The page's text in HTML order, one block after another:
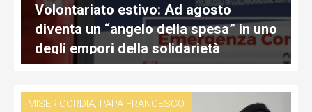
Volontariato estivo: Ad agosto
diventa un “angelo della spesa” in uno
degli empori della solidarietà
MISERICORDIA, PAPA FRANCESCO